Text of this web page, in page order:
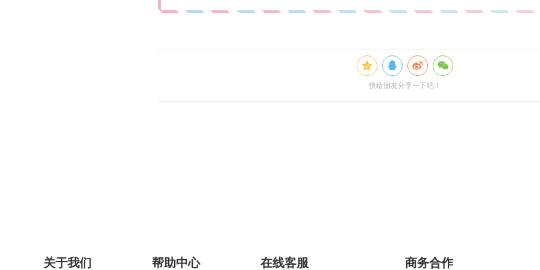
快给朋友分享一下吧！
关于我们 帮助中心 在线客服 商务合作